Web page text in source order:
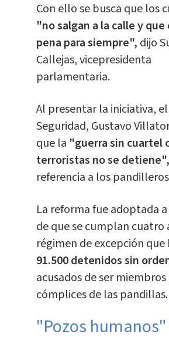
Con ello se busca que los
"no salgan a la calle y
pena para siempre", dijo
Callejas, vicepresidenta
parlamentaria.
Al presentar la iniciativa,
Seguridad, Gustavo
que la "guerra sin cuartel
terroristas no se detiene",
referencia a los
La reforma fue adoptada
de que se cumplan cuatro
régimen de excepción que
91.500 detenidos sin
acusados de ser miembros
cómplices de las pandillas.
"Pozos humanos"